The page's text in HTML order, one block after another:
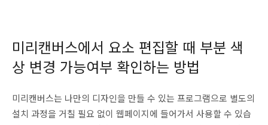
미리캔버스에서 요소 편집할 때 부분 색
상 변경 가능여부 확인하는 방법
미리캔버스는 나만의 디자인을 만들 수 있는 프로그램으로 별도의
설치 과정을 거칠 필요 없이 웹페이지에 들어가서 사용할 수 있습